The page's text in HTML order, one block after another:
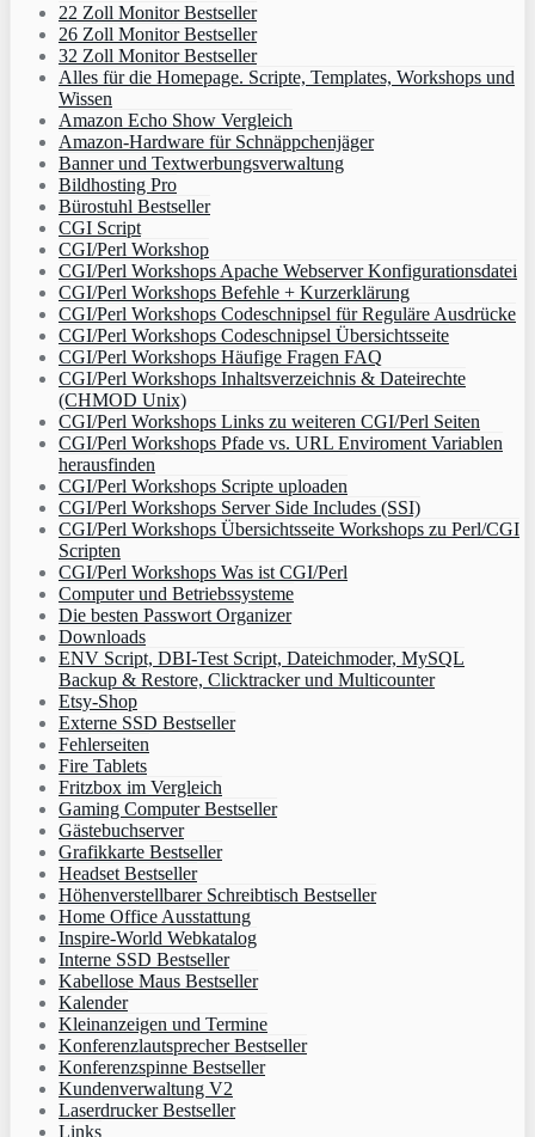
22 Zoll Monitor Bestseller
26 Zoll Monitor Bestseller
32 Zoll Monitor Bestseller
Alles für die Homepage. Scripte, Templates, Workshops und
Wissen
Amazon Echo Show Vergleich
Amazon-Hardware für Schnäppchenjäger
Banner und Textwerbungsverwaltung
Bildhosting Pro
Bürostuhl Bestseller
CGI Script
CGI/Perl Workshop
CGI/Perl Workshops Apache Webserver Konfigurationsdatei
CGI/Perl Workshops Befehle + Kurzerklärung
CGI/Perl Workshops Codeschnipsel für Reguläre Ausdrücke
CGI/Perl Workshops Codeschnipsel Übersichtsseite
CGI/Perl Workshops Häufige Fragen FAQ
CGI/Perl Workshops Inhaltsverzeichnis & Dateirechte
(CHMOD Unix)
CGI/Perl Workshops Links zu weiteren CGI/Perl Seiten
CGI/Perl Workshops Pfade vs. URL Enviroment Variablen
herausfinden
CGI/Perl Workshops Scripte uploaden
CGI/Perl Workshops Server Side Includes (SSI)
CGI/Perl Workshops Übersichtsseite Workshops zu Perl/CGI
Scripten
CGI/Perl Workshops Was ist CGI/Perl
Computer und Betriebssysteme
Die besten Passwort Organizer
Downloads
ENV Script, DBI-Test Script, Dateichmoder, MySQL
Backup & Restore, Clicktracker und Multicounter
Etsy-Shop
Externe SSD Bestseller
Fehlerseiten
Fire Tablets
Fritzbox im Vergleich
Gaming Computer Bestseller
Gästebuchserver
Grafikkarte Bestseller
Headset Bestseller
Höhenverstellbarer Schreibtisch Bestseller
Home Office Ausstattung
Inspire-World Webkatalog
Interne SSD Bestseller
Kabellose Maus Bestseller
Kalender
Kleinanzeigen und Termine
Konferenzlautsprecher Bestseller
Konferenzspinne Bestseller
Kundenverwaltung V2
Laserdrucker Bestseller
Links